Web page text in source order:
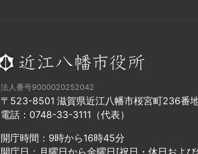
法人番号9000020252042
〒523-8501 滋賀県近江八幡市桜宮町236番
電話：0748-33-3111（代表）
開庁時間：9時から16時45分